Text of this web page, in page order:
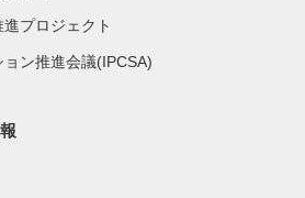
プロジェクト
ン推進会議(IPCSA)